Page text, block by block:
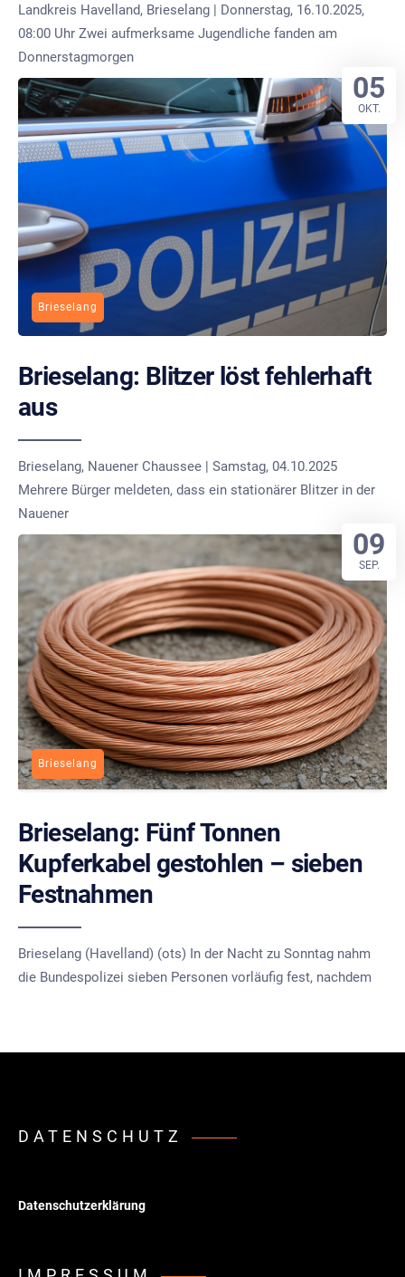
Landkreis Havelland, Brieselang | Donnerstag, 16.10.2025,
08:00 Uhr Zwei aufmerksame Jugendliche fanden am
Donnerstagmorgen
Brieselang
Brieselang: Blitzer löst fehlerhaft
aus
Brieselang, Nauener Chaussee | Samstag, 04.10.2025
Mehrere Bürger meldeten, dass ein stationärer Blitzer in der
Nauener
05
OKT.
Brieselang
Brieselang: Fünf Tonnen
Kupferkabel gestohlen – sieben
Festnahmen
Brieselang (Havelland) (ots) In der Nacht zu Sonntag nahm
die Bundespolizei sieben Personen vorläufig fest, nachdem
09
SEP.
DATENSCHUTZ
Datenschutzerklärung